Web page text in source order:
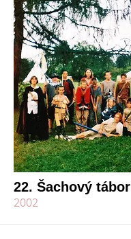
22. Šachový tábor
2002